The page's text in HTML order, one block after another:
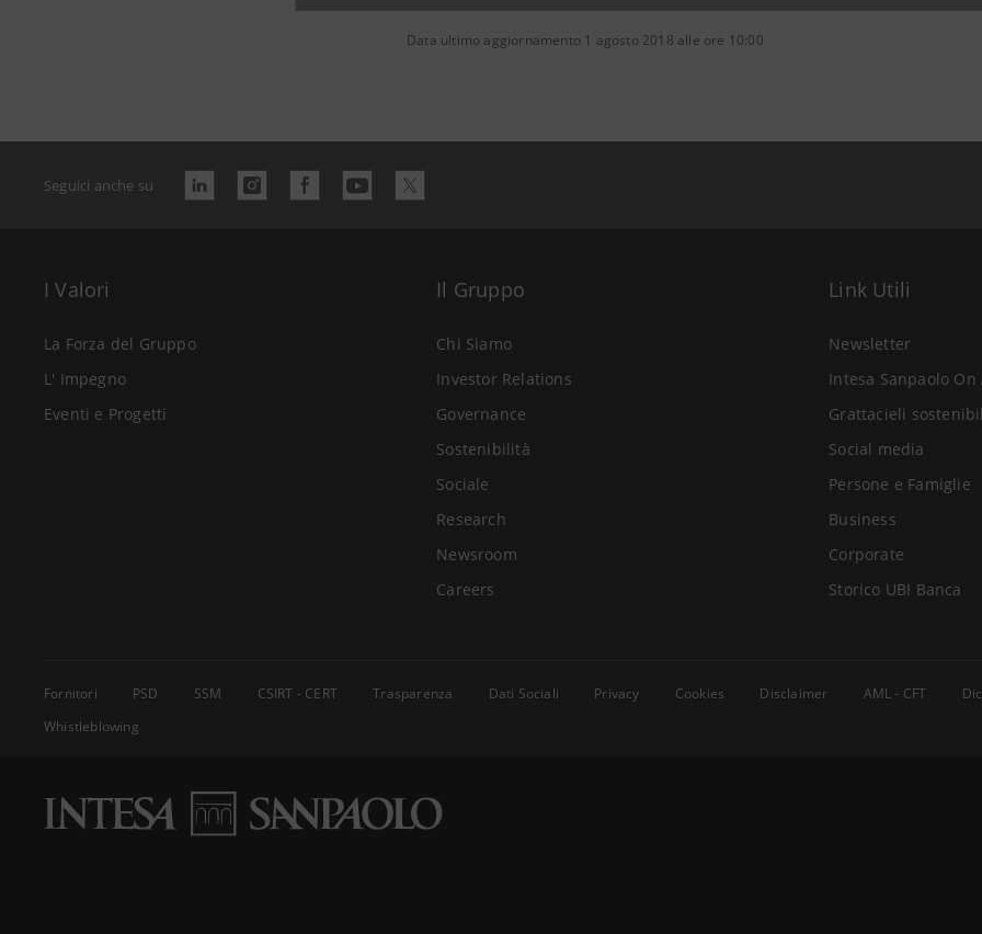
Data ultimo aggiornamento 1 agosto 2018 alle ore 10:00
Seguici anche su
I Valori
La Forza del Gruppo
L' Impegno
Eventi e Progetti
Il Gruppo
Chi Siamo
Investor Relations
Governance
Sostenibilità
Sociale
Research
Newsroom
Careers
Link Utili
Newsletter
Intesa Sanpaolo On
Grattacieli
Social media
Persone e Famiglie
Business
Corporate
Storico UBI Banca
Fornitori PSD SSM CSIRT - CERT Trasparenza Dati Sociali Privacy Cookies Disclaimer AML - CFT
Whistleblowing